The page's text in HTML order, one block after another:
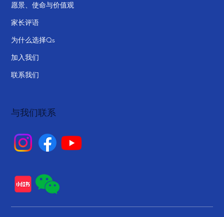
愿景、使命与价值观
家长评语
为什么选择Qs
加入我们
联系我们
与我们联系